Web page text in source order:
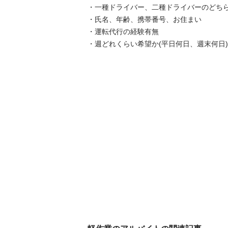
・一種ドライバー、二種ドライバーのどち
・氏名、年齢、携帯番号、お住まい
・運転代行の経験有無
・週どれくらい希望か(平日何日、週末何日)